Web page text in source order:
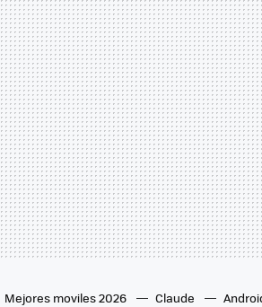
Mejores moviles 2026 Claude